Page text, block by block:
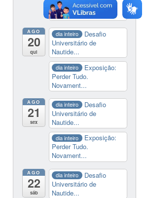
Perder Tudo.
Novament...
AGO
20
qui
dia inteiro
Desafio
Universitário de
Nautide...
dia inteiro
Exposição:
Perder Tudo.
Novament...
AGO
21
sex
dia inteiro
Desafio
Universitário de
Nautide...
dia inteiro
Exposição:
Perder Tudo.
Novament...
AGO
22
sáb
dia inteiro
Desafio
Universitário de
Nautide...